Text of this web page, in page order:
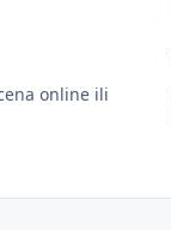
online ili